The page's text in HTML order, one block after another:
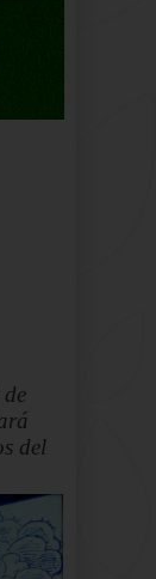
del